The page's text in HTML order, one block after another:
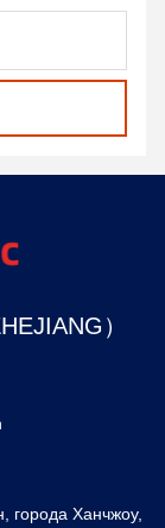
）
города Ханчжоу,